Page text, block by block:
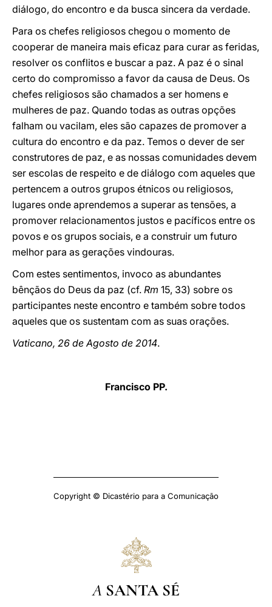
diálogo, do encontro e da busca sincera da verdade.
Para os chefes religiosos chegou o momento de
cooperar de maneira mais eficaz para curar as feridas,
resolver os conflitos e buscar a paz. A paz é o sinal
certo do compromisso a favor da causa de Deus. Os
chefes religiosos são chamados a ser homens e
mulheres de paz. Quando todas as outras opções
falham ou vacilam, eles são capazes de promover a
cultura do encontro e da paz. Temos o dever de ser
construtores de paz, e as nossas comunidades devem
ser escolas de respeito e de diálogo com aqueles que
pertencem a outros grupos étnicos ou religiosos,
lugares onde aprendemos a superar as tensões, a
promover relacionamentos justos e pacíficos entre os
povos e os grupos sociais, e a construir um futuro
melhor para as gerações vindouras.
Com estes sentimentos, invoco as abundantes
bênçãos do Deus da paz (cf. Rm 15, 33) sobre os
participantes neste encontro e também sobre todos
aqueles que os sustentam com as suas orações.
Vaticano, 26 de Agosto de 2014.
Francisco PP.
Copyright © Dicastério para a Comunicação
A SANTA SÉ